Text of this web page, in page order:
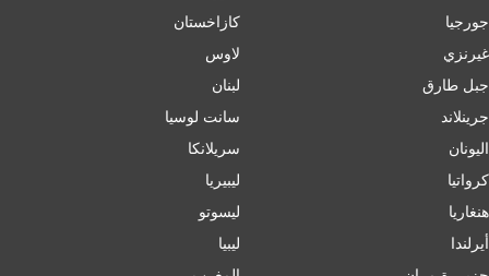
جورجيا
غيرنزي
جبل طارق
جرينلاند
اليونان
كرواتيا
هنغاريا
أيرلندا
كازاخستان
لاوس
لبنان
سانت لوسيا
سريلانكا
ليبيريا
ليسوتو
ليبيا